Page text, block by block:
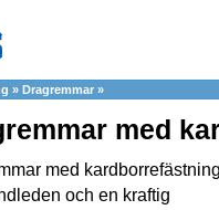
»Dragremmar »
med
med
och en kraftig